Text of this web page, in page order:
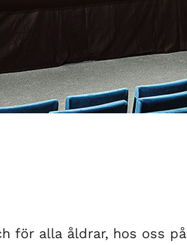
för alla åldrar, hos oss på